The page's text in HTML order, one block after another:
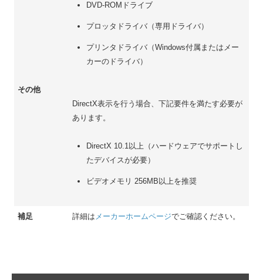
その他
DVD-ROMドライブ
プロッタドライバ（専用ドライバ）
プリンタドライバ（Windows付属またはメー
カーのドライバ）
DirectX表示を行う場合、下記要件を満たす必要が
あります。
DirectX 10.1以上（ハードウェアでサポートし
たデバイスが必要）
ビデオメモリ 256MB以上を推奨
補足 詳細は メーカーホームページでご確認ください。